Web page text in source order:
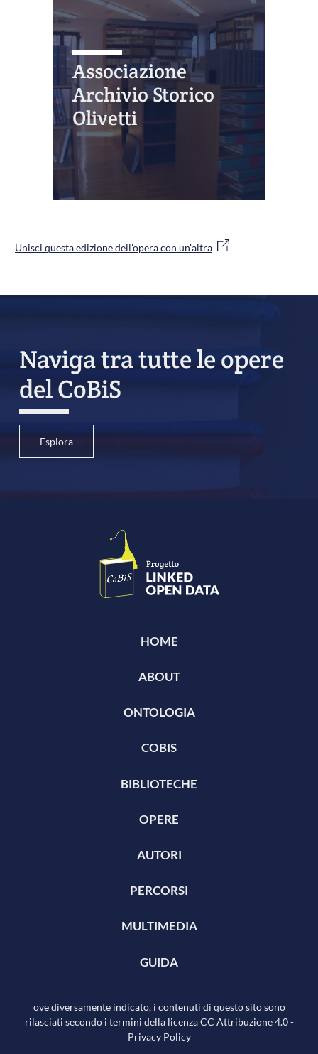
Associazione
Archivio Storico
Olivetti
Unisci questa edizione dell'opera con un'altra
Naviga tra tutte le opere
del CoBiS
Esplora
HOME
ABOUT
ONTOLOGIA
COBIS
BIBLIOTECHE
OPERE
AUTORI
PERCORSI
MULTIMEDIA
GUIDA
ove diversamente indicato, i contenuti di questo sito sono
rilasciati secondo i termini della licenza CC Attribuzione 4.0-
Privacy Policy